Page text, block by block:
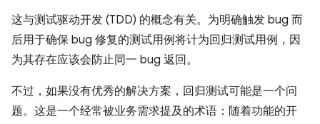
这与测试驱动开发 (TDD) 的概念有关。为明确触发 bug 而
后用于确保 bug 修复的测试用例将计为回归测试用例，因
为其存在应该会防止同一 bug 返回。
不过，如果没有优秀的解决方案，回归测试可能是一个问
题。这是一个经常被业务需求提及的术语：随着功能的开